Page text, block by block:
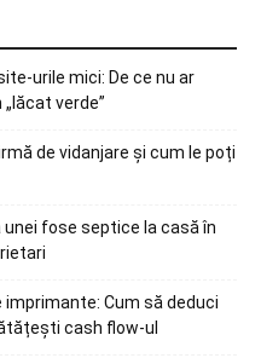
urile mici: De ce nu ar
verde”
de vidanjare și cum le poți
fose septice la casă în
imprimante: Cum să deduci
cash flow-ul